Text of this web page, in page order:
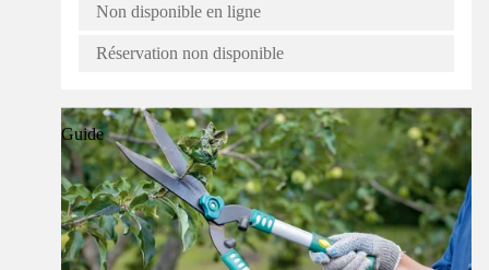
Non disponible en ligne
Réservation non disponible
Guide